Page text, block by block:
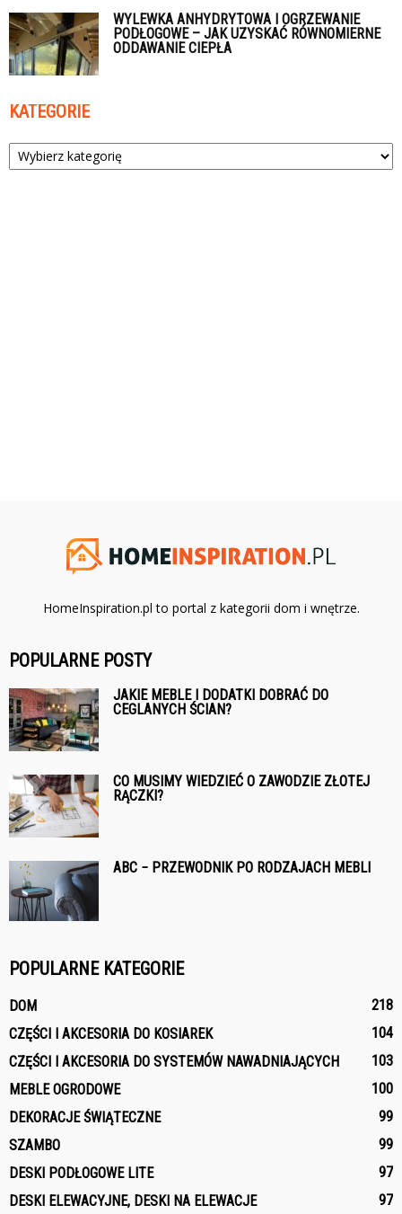
WYLEWKA ANHYDRYTOWA I OGRZEWANIE
PODŁOGOWE – JAK UZYSKAĆ RÓWNOMIERNE
ODDAWANIE CIEPŁA
KATEGORIE
Kategorie
HomeInspiration.pl to portal z kategorii dom i wnętrze.
POPULARNE POSTY
JAKIE MEBLE I DODATKI DOBRAĆ DO
CEGLANYCH ŚCIAN?
CO MUSIMY WIEDZIEĆ O ZAWODZIE ZŁOTEJ
RĄCZKI?
ABC − PRZEWODNIK PO RODZAJACH MEBLI
POPULARNE KATEGORIE
DOM
218
CZĘŚCI I AKCESORIA DO KOSIAREK
104
CZĘŚCI I AKCESORIA DO SYSTEMÓW NAWADNIAJĄCYCH
103
MEBLE OGRODOWE
100
DEKORACJE ŚWIĄTECZNE
99
SZAMBO
99
DESKI PODŁOGOWE LITE
97
DESKI ELEWACYJNE, DESKI NA ELEWACJE
97